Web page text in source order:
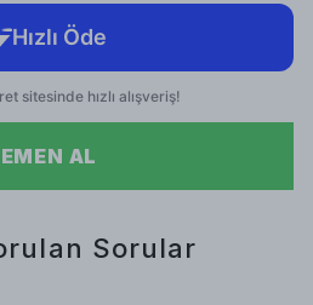
AL
Sorular